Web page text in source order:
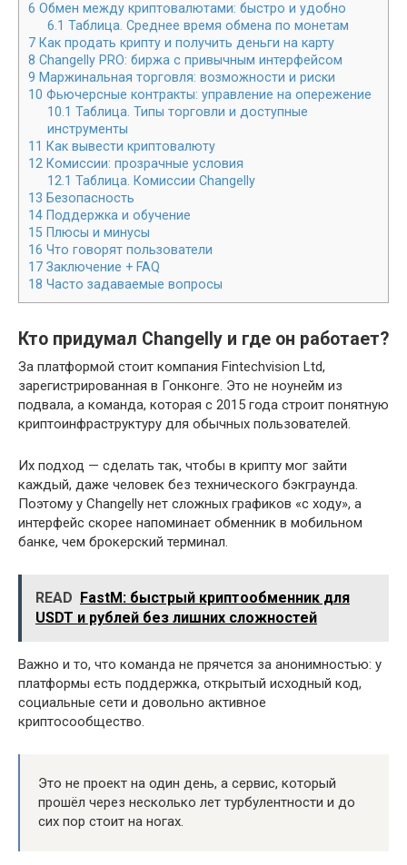
6 Обмен между криптовалютами: быстро и удобно
6.1 Таблица. Среднее время обмена по монетам
7 Как продать крипту и получить деньги на карту
8 Changelly PRO: биржа с привычным интерфейсом
9 Маржинальная торговля: возможности и риски
10 Фьючерсные контракты: управление на опережение
10.1 Таблица. Типы торговли и доступные
инструменты
11 Как вывести криптовалюту
12 Комиссии: прозрачные условия
12.1 Таблица. Комиссии Changelly
13 Безопасность
14 Поддержка и обучение
15 Плюсы и минусы
16 Что говорят пользователи
17 Заключение + FAQ
18 Часто задаваемые вопросы
Кто придумал Changelly и где он работает?
За платформой стоит компания Fintechvision Ltd,
зарегистрированная в Гонконге. Это не ноунейм из
подвала, а команда, которая с 2015 года строит понятную
криптоинфраструктуру для обычных пользователей.
Их подход — сделать так, чтобы в крипту мог зайти
каждый, даже человек без технического бэкграунда.
Поэтому у Changelly нет сложных графиков «с ходу», а
интерфейс скорее напоминает обменник в мобильном
банке, чем брокерский терминал.
READ FastM: быстрый криптообменник для
USDT и рублей без лишних сложностей
Важно и то, что команда не прячется за анонимностью: у
платформы есть поддержка, открытый исходный код,
социальные сети и довольно активное
криптосообщество.
Это не проект на один день, а сервис, который
прошёл через несколько лет турбулентности и до
сих пор стоит на ногах.